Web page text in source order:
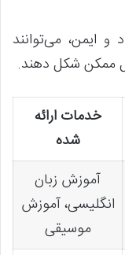
ایمن، می‌توانند
ممکن شکل دهند.
خدمات ارائه
شده
آموزش زبان
انگلیسی، آموزش
موسیقی